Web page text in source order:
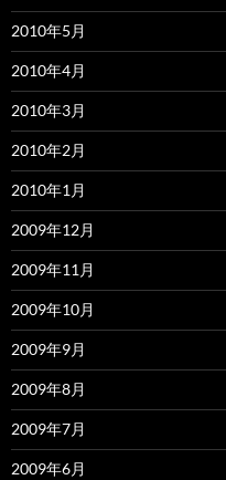
2010年5月
2010年4月
2010年3月
2010年2月
2010年1月
2009年12月
2009年11月
2009年10月
2009年9月
2009年8月
2009年7月
2009年6月